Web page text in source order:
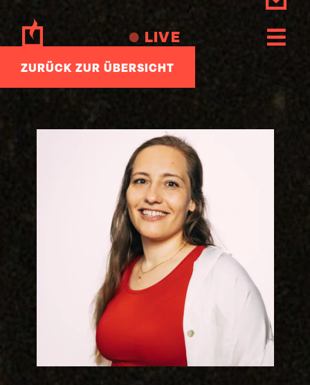
Inhalt
springen
LIVE
ZURÜCK ZUR ÜBERSICHT